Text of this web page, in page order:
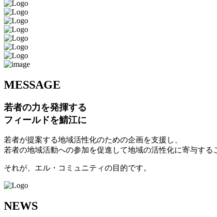
MESSAGE
若者の力を発揮する
フィールドを鯖江に
若者が提案する地域活性化のための企画を支援し、
若者の地域活動への参加を促進して地域の活性化に寄与する
それが、エル・コミュニティの目的です。
NEWS